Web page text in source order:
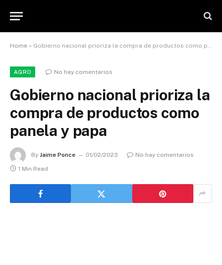
Home » Gobierno nacional prioriza la compra de productos como panela y papa
AGRO No hay comentarios
Gobierno nacional prioriza la
compra de productos como
panela y papa
By Jaime Ponce 01/02/2023
No hay comentarios
1 Min Read